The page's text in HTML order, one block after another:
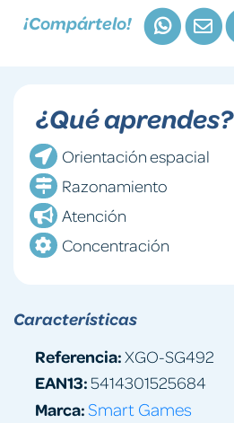
¡Compártelo!
¿Qué aprendes?
Orientación espacial
Razonamiento
Atención
Concentración
Características
Referencia:XGO-SG492
EAN13:5414301525684
Marca: Smart Games